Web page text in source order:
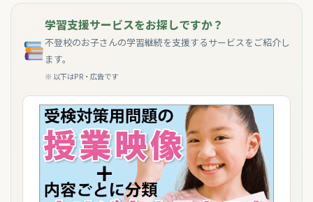
学習支援サービスをお探しですか？
不登校のお子さんの学習継続を支援するサービスをご紹介し
ます。
※ 以下はPR・広告です